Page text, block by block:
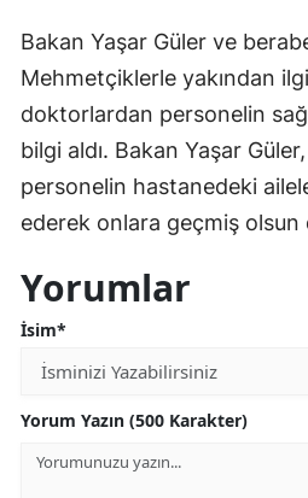
Bakan Yaşar Güler ve
Mehmetçiklerle yakından
doktorlardan personelin
bilgi aldı. Bakan Yaşar
personelin hastanedeki
ederek onlara geçmiş olsun
Yorumlar
İsim*
Yorum Yazın (500 Karakter)